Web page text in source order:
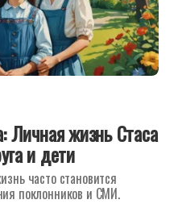
Личная жизнь Стаса
и дети
часто становится
поклонников и СМИ.